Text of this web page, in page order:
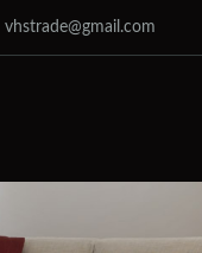
vhstrade@gmail.com